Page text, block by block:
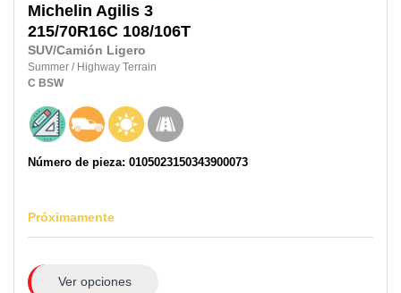
Michelin Agilis 3
215/70R16C 108/106T
SUV/Camión Ligero
Summer / Highway Terrain
C BSW
Número de pieza: 0105023150343900073
Próximamente
Ver opciones